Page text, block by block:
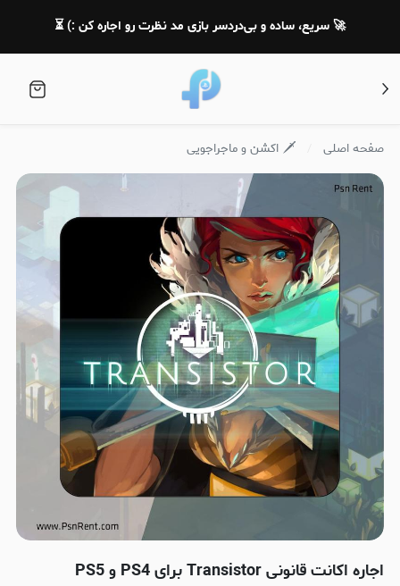
🚀 سریع، ساده و بی‌دردسر بازی مد نظرت رو اجاره کن :) ⏳
صفحه اصلی 🗡️ اکشن و ماجراجویی
اجاره اکانت قانونی Transistor برای PS4 و PS5